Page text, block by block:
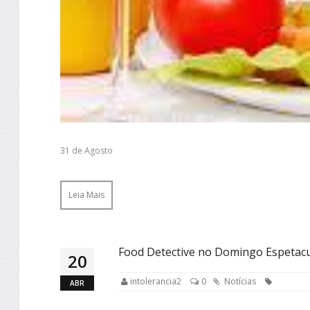
31 de Agosto
Leia Mais
20
ABR
Food Detective no Domingo
intolerancia2 0 Notícias